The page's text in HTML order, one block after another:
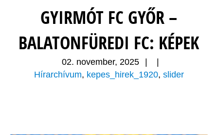
GYIRMÓT FC GYŐR –
BALATONFÜREDI FC: KÉPEK
02. november, 2025
Hírarchívum, kepes_hirek_1920, slider